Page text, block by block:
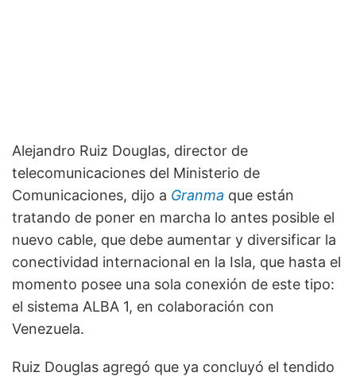
Alejandro Ruiz Douglas, director de
telecomunicaciones del Ministerio de
Comunicaciones, dijo a Granma que están
tratando de poner en marcha lo antes posible el
nuevo cable, que debe aumentar y diversificar la
conectividad internacional en la Isla, que hasta el
momento posee una sola conexión de este tipo:
el sistema ALBA 1, en colaboración con
Venezuela.
Ruiz Douglas agregó que ya concluyó el tendido